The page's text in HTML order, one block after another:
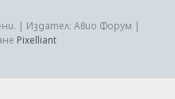
| Издател: Авио Форум |
Pixelliant